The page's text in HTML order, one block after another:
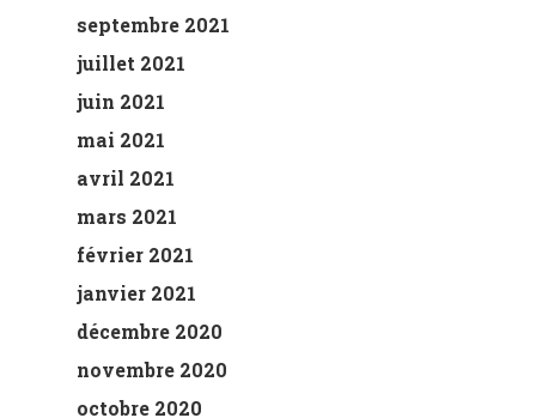
septembre 2021
juillet 2021
juin 2021
mai 2021
avril 2021
mars 2021
février 2021
janvier 2021
décembre 2020
novembre 2020
octobre 2020